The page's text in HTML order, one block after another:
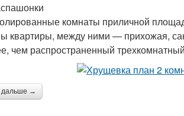
комнаты приличной
квартиры, между ними — прихожая,
чем распространенный
дальше →